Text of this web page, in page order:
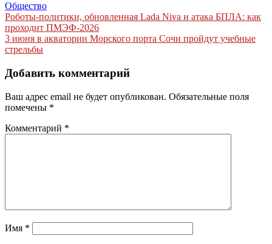
Общество
Навигация
по
записям
Роботы-политики, обновленная Lada Niva и атака БПЛА: как
проходит ПМЭФ-2026
3 июня в акватории Морского порта Сочи пройдут учебные
стрельбы
Добавить комментарий
Ваш адрес email не будет опубликован. Обязательные поля
помечены *
Комментарий *
Имя *